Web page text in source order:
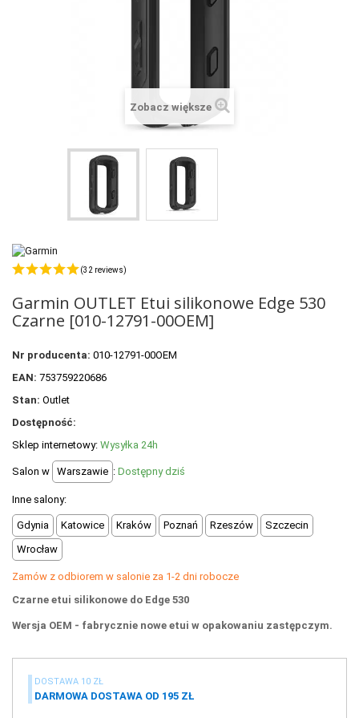
ORIENT ZEGARKI
OBAKU DENMARK ZEGARKI
POLECANE PRODUKTY
PROMOCJE
+
WYPRZEDAŻ
Zobacz większe
(32 reviews)
Garmin OUTLET Etui silikonowe Edge 530
Czarne [010-12791-00OEM]
Nr producenta: 010-12791-00OEM
EAN: 753759220686
Stan: Outlet
Dostępność:
Sklep internetowy: Wysyłka 24h
Salon w Warszawie : Dostępny dziś
Inne salony:
Gdynia Katowice Kraków Poznań Rzeszów
Szczecin
Wrocław
Zamów z odbiorem w salonie za 1-2 dni robocze
Czarne etui silikonowe do Edge 530
Wersja OEM - fabrycznie nowe etui w opakowaniu zastępczym.
DOSTAWA 10 ZŁ
DARMOWA DOSTAWA OD 195 ZŁ